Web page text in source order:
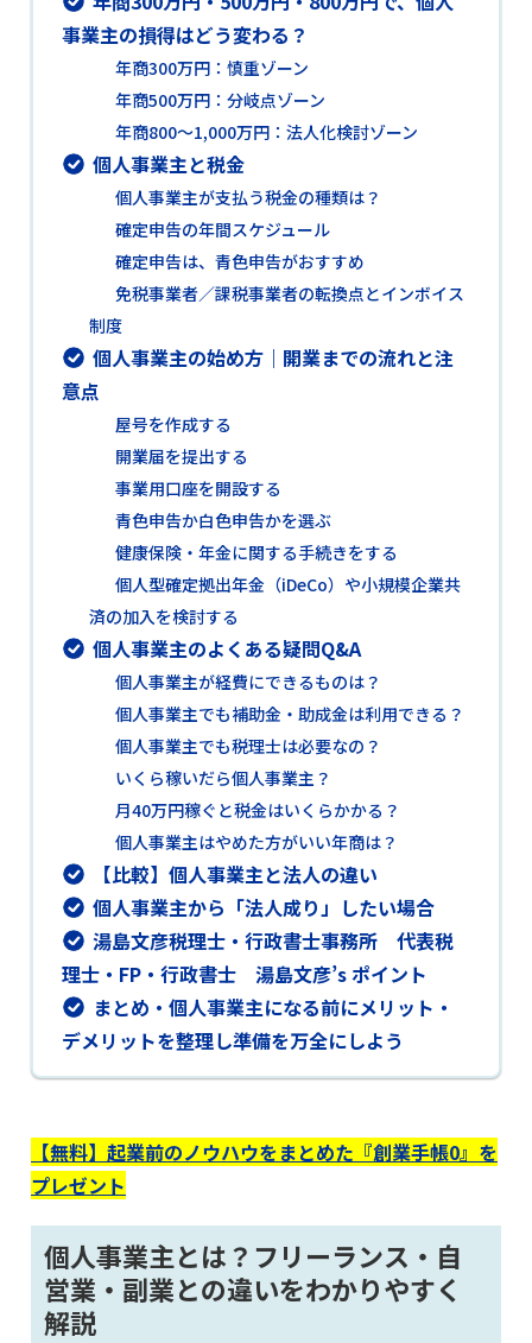
事業主の損得はどう変わる？
年商300万円：慎重ゾーン
年商500万円：分岐点ゾーン
年商800～1,000万円：法人化検討ゾーン
個人事業主と税金
個人事業主が支払う税金の種類は？
確定申告の年間スケジュール
確定申告は、青色申告がおすすめ
免税事業者／課税事業者の転換点とインボイス
制度
個人事業主の始め方｜開業までの流れと注
意点
屋号を作成する
開業届を提出する
事業用口座を開設する
青色申告か白色申告かを選ぶ
健康保険・年金に関する手続きをする
個人型確定拠出年金（iDeCo）や小規模企業共
済の加入を検討する
個人事業主のよくある疑問Q&A
個人事業主が経費にできるものは？
個人事業主でも補助金・助成金は利用できる？
個人事業主でも税理士は必要なの？
いくら稼いだら個人事業主？
月40万円稼ぐと税金はいくらかかる？
個人事業主はやめた方がいい年商は？
【比較】個人事業主と法人の違い
個人事業主から「法人成り」したい場合
湯島文彦税理士・行政書士事務所 代表税
理士・FP・行政書士 湯島文彦’s ポイント
まとめ・個人事業主になる前にメリット・
デメリットを整理し準備を万全にしよう
【無料】起業前のノウハウをまとめた『創業手帳0』を
プレゼント
個人事業主とは？フリーランス・自
営業・副業との違いをわかりやすく
解説